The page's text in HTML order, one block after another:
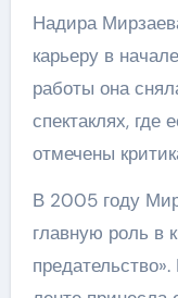
Надира
карьеру в
работы она
спектаклях, где
отмечены
В 2005 году
главную роль в